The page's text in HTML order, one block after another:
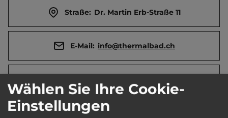
Straße: Dr. Martin Erb-Straße 11
E-Mail: info@thermalbad.ch
Öffnungszeiten:
Wählen Sie Ihre Cookie-
Einstellungen